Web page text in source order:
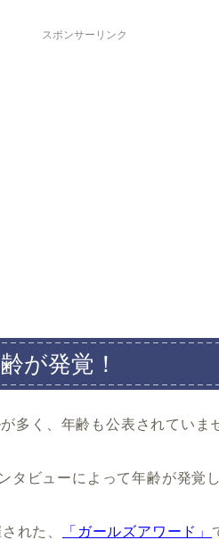
スポンサーリンク
が発覚！
多く、年齢も公表されていま
タビューによって年齢が発覚
れた、 「ガールズアワード」